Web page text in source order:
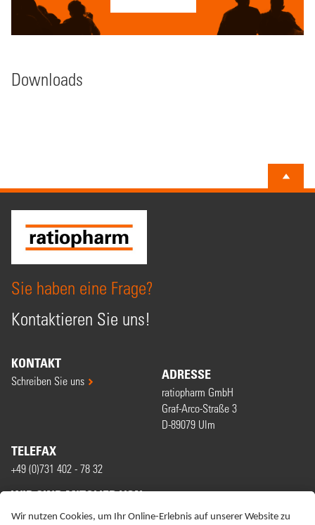
Downloads
Sie haben eine Frage?
Kontaktieren Sie uns!
KONTAKT
Schreiben Sie uns ADRESSE
ratiopharm GmbH
Graf-Arco-Straße 3
D-89079 Ulm
TELEFAX
+49 (0)731 402 - 78 32
WIR SIND MITGLIED VON